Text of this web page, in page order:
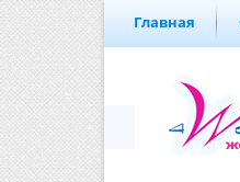
Главная